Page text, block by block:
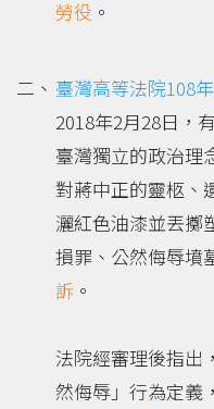
勞役 。
臺灣高等法院108
2018年2月28日，
臺灣獨立的政治理
對蔣中正的靈柩、
灑紅色油漆並丟擲
損罪、公然侮辱墳
訴 。
法院經審理後指出
然侮辱」行為定義